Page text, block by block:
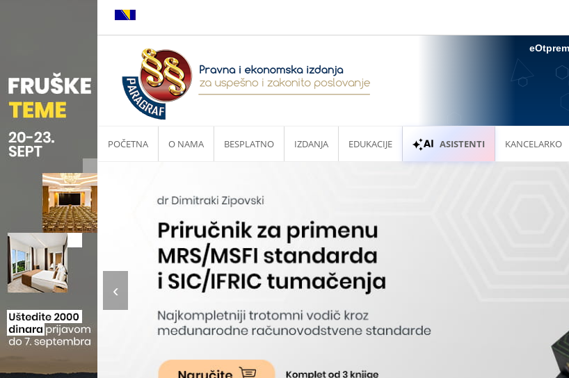
POČETNA O NAMA BESPLATNO IZDANJA EDUKACIJE ASISTENTI KANCELARKO